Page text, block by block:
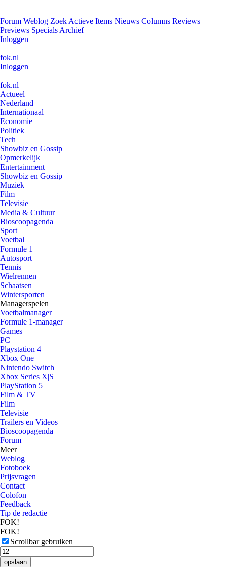
Forum Weblog Zoek Actieve Items Nieuws Columns Reviews
Previews Specials Archief
Inloggen
fok.nl
Inloggen
fok.nl
Actueel
Nederland
Internationaal
Economie
Politiek
Tech
Showbiz en Gossip
Opmerkelijk
Entertainment
Showbiz en Gossip
Muziek
Film
Televisie
Media & Cultuur
Bioscoopagenda
Sport
Voetbal
Formule 1
Autosport
Tennis
Wielrennen
Schaatsen
Wintersporten
Managerspelen
Voetbalmanager
Formule 1-manager
Games
PC
Playstation 4
Xbox One
Nintendo Switch
Xbox Series X|S
PlayStation 5
Film & TV
Film
Televisie
Trailers en Videos
Bioscoopagenda
Forum
Meer
Weblog
Fotoboek
Prijsvragen
Contact
Colofon
Feedback
Tip de redactie
FOK!
FOK!
Scrollbar gebruiken
opslaan